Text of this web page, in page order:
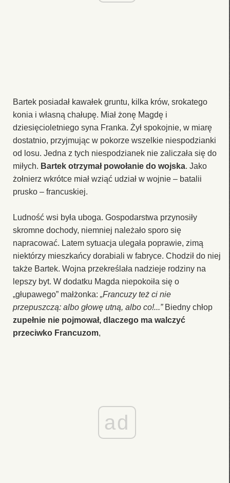
Bartek posiadał kawałek gruntu, kilka krów, srokatego
konia i własną chałupę. Miał żonę Magdę i
dziesięcioletniego syna Franka. Żył spokojnie, w miarę
dostatnio, przyjmując w pokorze wszelkie niespodzianki
od losu. Jedna z tych niespodzianek nie zaliczała się do
miłych. Bartek otrzymał powołanie do wojska. Jako
żołnierz wkrótce miał wziąć udział w wojnie – batalii
prusko – francuskiej.
Ludność wsi była uboga. Gospodarstwa przynosiły
skromne dochody, niemniej należało sporo się
napracować. Latem sytuacja ulegała poprawie, zimą
niektórzy mieszkańcy dorabiali w fabryce. Chodził do niej
także Bartek. Wojna przekreślała nadzieje rodziny na
lepszy byt. W dodatku Magda niepokoiła się o
„głupawego” małżonka: „Francuzy też ci nie
przepuszczą: albo głowę utną, albo co!...”Biedny chłop
zupełnie nie pojmował, dlaczego ma walczyć
przeciwko Francuzom,
ad